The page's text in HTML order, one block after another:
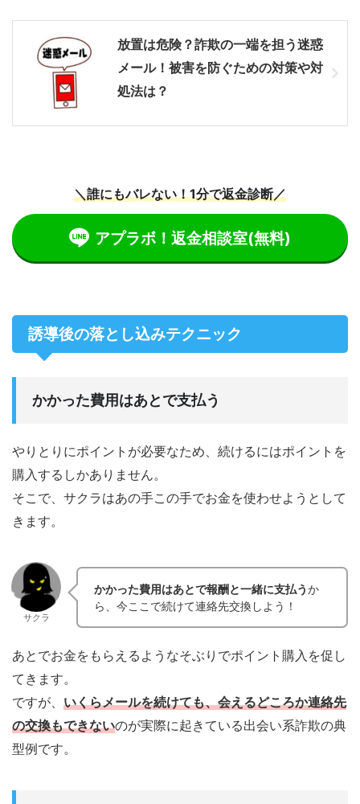
放置は危険？詐欺の一端を担う迷惑
メール！被害を防ぐための対策や対
処法は？
＼誰にもバレない！1分で返金診断／
アプラボ！返金相談室(無料)
誘導後の落とし込みテクニック
かかった費用はあとで支払う
やりとりにポイントが必要なため、続けるにはポイントを
購入するしかありません。
そこで、サクラはあの手この手でお金を使わせようとして
きます。
サクラ
かかった費用はあとで報酬と一緒に支払うか
ら、今ここで続けて連絡先交換しよう！
あとでお金をもらえるようなそぶりでポイント購入を促し
てきます。
ですが、 いくらメールを続けても、会えるどころか連絡先
の交換もできないのが実際に起きている出会い系詐欺の典
型例です。